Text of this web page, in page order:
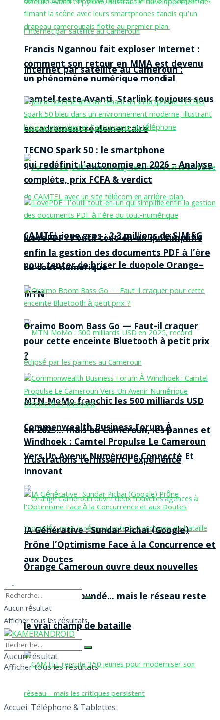
Internet par satellite au Cameroun :
Camtel teste Avanti, Starlink toujours sous
encadrement réglementaire
CAMTEL joue gros : 2,3 millions de SIM 5G
pour tenter de briser le duopole Orange–
MTN
MTN MoMo franchit les 500 milliards USD
en 2025… mais au Cameroun, les pannes et
frustrations ternissent l’expérience
Orange Cameroun ouvre deux nouvelles
agences à Yaoundé… mais le réseau reste
le vrai champ de bataille
Francis Ngannou fait exploser Internet :
comment son retour en MMA est devenu
un phénomène numérique mondial
TECNO Spark 50 : le smartphone
qui redéfinit l’autonomie en 2026 – Analyse
complète, prix FCFA & verdict
iLovePDF : l’outil tout-en-un qui simplifie
enfin la gestion des documents PDF à l’ère
du tout-numérique
Oraimo Boom Bass Go — Faut-il craquer
pour cette enceinte Bluetooth à petit prix
?
Commonwealth Business Forum À
Windhoek : Camtel Propulse Le Cameroun
Vers Un Avenir Numérique Connecté Et
Innovant
IA Générative : Sundar Pichai (Google)
Prône l’Optimisme Face à la Concurrence et
aux Doutes
Aucun résultat
Afficher tous les résultats
Aucun résultat
Afficher tous les résultats
Accueil Téléphone & Tablettes